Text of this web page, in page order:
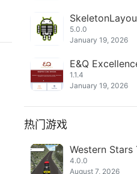
5.0.0
January 19, 2026
E&Q
st Class
1.1.4
January 19, 2026
热门游戏
Western Stars
4.0.0
August 7, 2026